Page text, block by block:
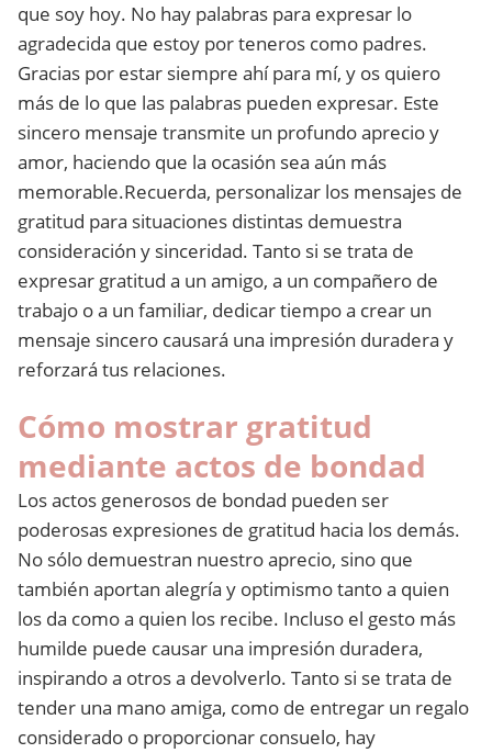
que soy hoy. No hay palabras para expresar lo
agradecida que estoy por teneros como padres.
Gracias por estar siempre ahí para mí, y os quiero
más de lo que las palabras pueden expresar. Este
sincero mensaje transmite un profundo aprecio y
amor, haciendo que la ocasión sea aún más
memorable.Recuerda, personalizar los mensajes de
gratitud para situaciones distintas demuestra
consideración y sinceridad. Tanto si se trata de
expresar gratitud a un amigo, a un compañero de
trabajo o a un familiar, dedicar tiempo a crear un
mensaje sincero causará una impresión duradera y
reforzará tus relaciones.
Cómo mostrar gratitud
mediante actos de bondad
Los actos generosos de bondad pueden ser
poderosas expresiones de gratitud hacia los demás.
No sólo demuestran nuestro aprecio, sino que
también aportan alegría y optimismo tanto a quien
los da como a quien los recibe. Incluso el gesto más
humilde puede causar una impresión duradera,
inspirando a otros a devolverlo. Tanto si se trata de
tender una mano amiga, como de entregar un regalo
considerado o proporcionar consuelo, hay